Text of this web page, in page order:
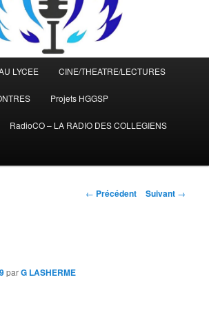
LYCEE CINE/THEATRE/LECTURES
Projets HGGSP
RadioCO – LA RADIO DES COLLEGIENS
Navigation
← Précédent Suivant →
parG LASHERME